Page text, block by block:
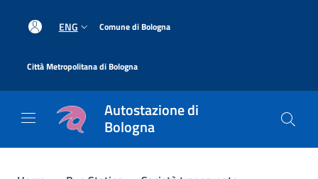
ENG Comune di Bologna
Città Metropolitana di Bologna
Autostazione di
Bologna